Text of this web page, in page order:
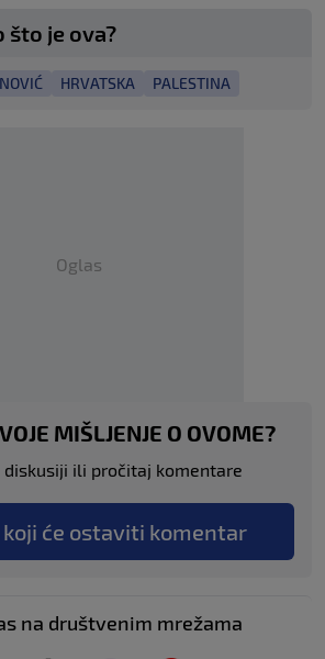
što je ova?
HRVATSKA PALESTINA
Oglas
MIŠLJENJE O OVOME?
diskusiji ili pročitaj komentare
će ostaviti komentar
na društvenim mrežama